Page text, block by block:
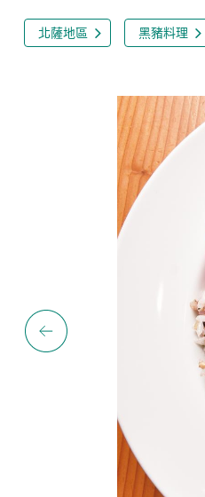
北薩地區 黑豬料理